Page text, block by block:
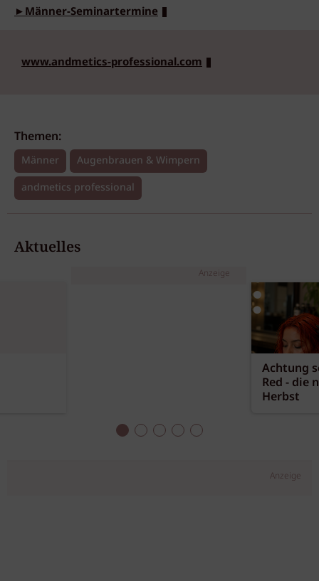
►Männer-Seminartermine
www.andmetics-professional.com
Themen:
Männer
Augenbrauen & Wimpern
andmetics professional
Aktuelles
Anzeige
Achtung
Red - die
Herbst
Anzeige